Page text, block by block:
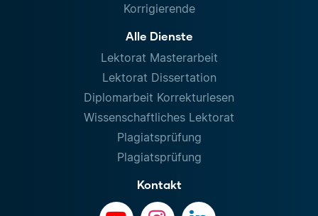
Korrigierende
Alle Dienste
Lektorat Masterarbeit
Lektorat Dissertation
Diplomarbeit Korrekturlesen
Wissenschaftliches Lektorat
Plagiatsprüfung
Plagiatsprüfung
Kontakt